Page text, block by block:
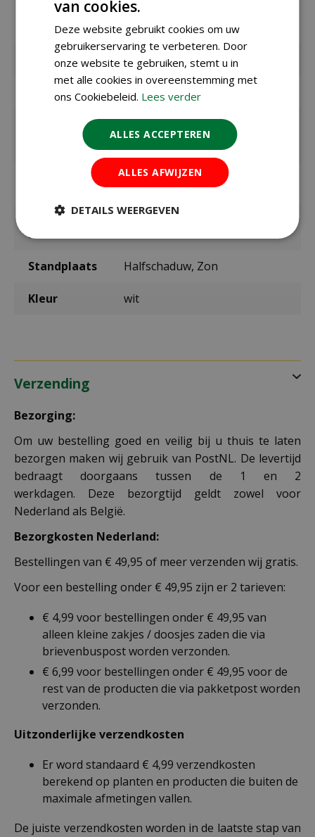
leverancier
308160
Merk Jub
Bolmaat 10/12
september t/m december
mei t/m juni
in cm
Standplaats Halfschaduw, Zon
Kleur wit
Verzending
Bezorging:
Om uw bestelling goed en veilig bij u thuis te laten
bezorgen maken wij gebruik van PostNL. De levertijd
bedraagt doorgaans tussen de 1 en 2
werkdagen. Deze bezorgtijd geldt zowel voor
Nederland als België.
Bezorgkosten Nederland:
Bestellingen van € 49,95 of meer verzenden wij gratis.
Voor een bestelling onder € 49,95 zijn er 2 tarieven:
€ 4,99 voor bestellingen onder € 49,95 van
alleen kleine zakjes / doosjes zaden die via
brievenbuspost worden verzonden.
€ 6,99 voor bestellingen onder € 49,95 voor de
rest van de producten die via pakketpost worden
verzonden.
Uitzonderlijke verzendkosten
Er word standaard € 4,99 verzendkosten
berekend op planten en producten die buiten de
maximale afmetingen vallen.
De juiste verzendkosten worden in de laatste stap van
van cookies.
Deze website gebruikt cookies om uw
gebruikerservaring te verbeteren. Door
onze website te gebruiken, stemt u in
met alle cookies in overeenstemming met
ons Cookiebeleid. Lees verder
ALLES ACCEPTEREN
ALLES AFWIJZEN
DETAILS WEERGEVEN